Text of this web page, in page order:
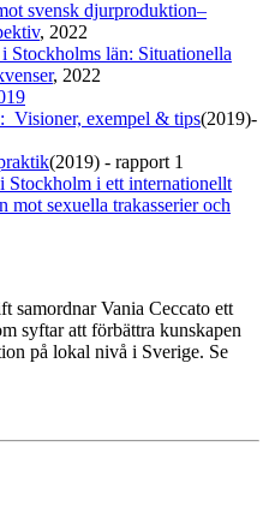
svensk djurproduktion–
, 2022
Stockholms län: Situationella
, 2022
Visioner, exempel & tips(2019)-
(2019) - rapport 1
i ett internationellt
mot sexuella trakasserier och
samordnar Vania Ceccato ett
syftar att förbättra kunskapen
på lokal nivå i Sverige. Se